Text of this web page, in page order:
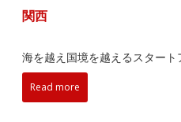
関西
海を越え国境を越えるスタート
Read more